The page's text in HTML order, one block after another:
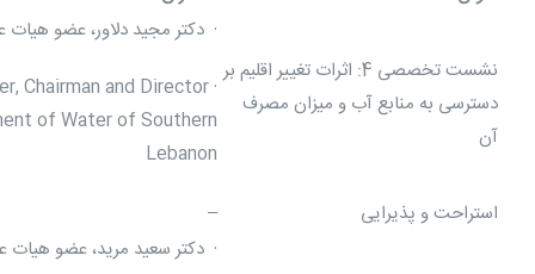
نشست تخصصی 4: اثرات تغییر اقلیم بر
دسترسی به منابع آب و میزان مصرف
آن
· دکتر مجید دلاور، عضو
Chairman and Director
of Water of Southern
Lebanon
استراحت و پذیرایی
–
· دکتر سعید مرید، عضو